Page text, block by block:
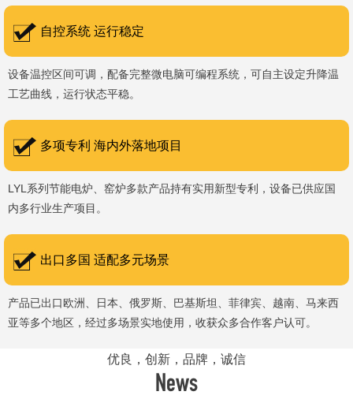
自控系统 运行稳定
设备温控区间可调，配备完整微电脑可编程系统，可自主设定升降温
工艺曲线，运行状态平稳。
多项专利 海内外落地项目
LYL系列节能电炉、窑炉多款产品持有实用新型专利，设备已供应国
内多行业生产项目。
出口多国 适配多元场景
产品已出口欧洲、日本、俄罗斯、巴基斯坦、菲律宾、越南、马来西
亚等多个地区，经过多场景实地使用，收获众多合作客户认可。
优良，创新，品牌，诚信
News